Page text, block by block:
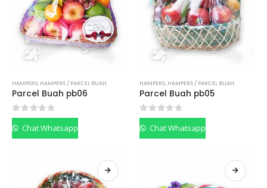
HAMPERS, HAMPERS / PARCEL BUAH
Parcel Buah pb06
0out of 5
Chat Whatsapp
HAMPERS, HAMPERS / PARCEL BUAH
Parcel Buah pb05
0out of 5
Chat Whatsapp